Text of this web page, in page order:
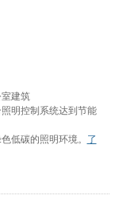
建筑
明控制系统达到节能
低碳的照明环境。
了